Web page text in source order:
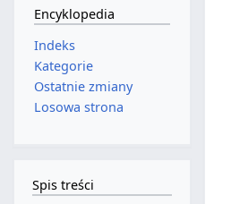
Encyklopedia
Indeks
Kategorie
Ostatnie zmiany
Losowa strona
Spis treści